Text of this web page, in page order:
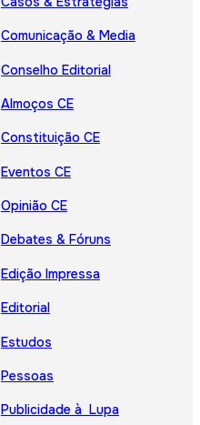
Comunicação & Media
Conselho Editorial
Almoços CE
Constituição CE
Eventos CE
Opinião CE
Debates & Fóruns
Edição Impressa
Editorial
Estudos
Pessoas
Publicidade à Lupa